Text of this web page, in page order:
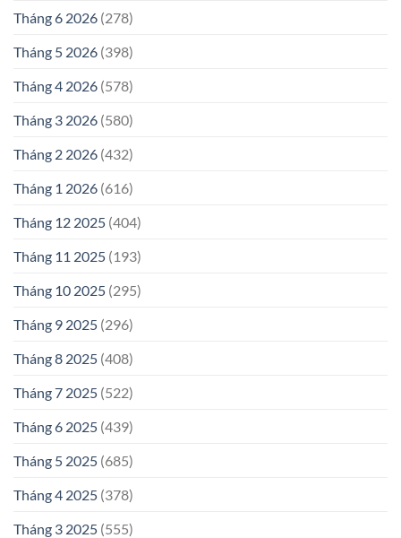
Tháng 6 2026 (278)
Tháng 5 2026 (398)
Tháng 4 2026 (578)
Tháng 3 2026 (580)
Tháng 2 2026 (432)
Tháng 1 2026 (616)
Tháng 12 2025 (404)
Tháng 11 2025 (193)
Tháng 10 2025 (295)
Tháng 9 2025 (296)
Tháng 8 2025 (408)
Tháng 7 2025 (522)
Tháng 6 2025 (439)
Tháng 5 2025 (685)
Tháng 4 2025 (378)
Tháng 3 2025 (555)